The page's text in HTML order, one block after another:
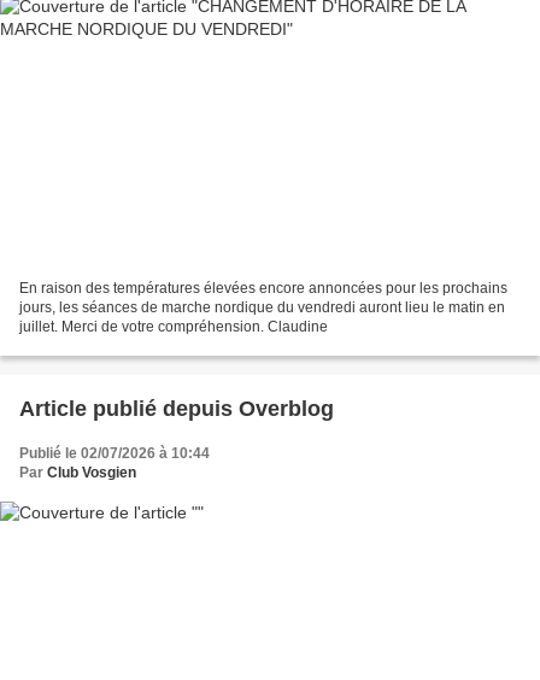
En raison des températures élevées encore annoncées pour les prochains
jours, les séances de marche nordique du vendredi auront lieu le matin en
juillet. Merci de votre compréhension. Claudine
Article publié depuis Overblog
Publié le 02/07/2026 à 10:44
Par Club Vosgien